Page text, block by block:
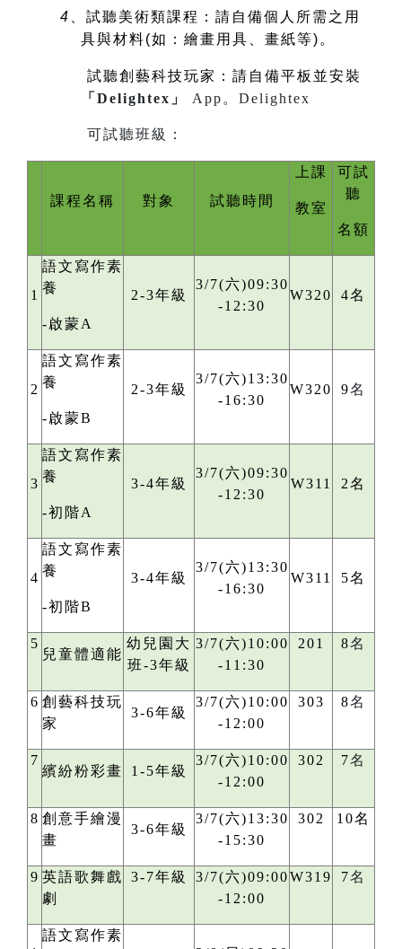
4
、試聽美術類課程：請自備個人所需之用
具與材料(如：繪畫用具、畫紙等)。
試聽創藝科技玩家：請自備平板並安裝
「Delightex」
App。 Delightex
可試聽班級：
課程名稱 對象 試聽時間
上課
教室
可試
聽
名額
1
語文寫作素
養
-啟蒙A
2-3年級
3/7(六)09:30
-12:30
W320 4名
2
語文寫作素
養
-啟蒙B
2-3年級
3/7(六)13:30
-16:30
W320 9名
3
語文寫作素
養
-初階A
3-4年級
3/7(六)09:30
-12:30
W311 2名
4
語文寫作素
養
-初階B
3-4年級
3/7(六)13:30
-16:30
W311 5名
5
兒童體適能
幼兒園大
班-3年級
3/7(六)10:00
-11:30
201 8名
6 創藝科技玩
家
3-6年級
3/7(六)10:00
-12:00
303 8名
7
繽紛粉彩畫 1-5年級
3/7(六)10:00
-12:00
302 7名
8 創意手繪漫
畫
3-6年級
3/7(六)13:30
-15:30
302 10名
9 英語歌舞戲
劇
3-7年級
3/7(六)09:00
-12:00
W319 7名
語文寫作素